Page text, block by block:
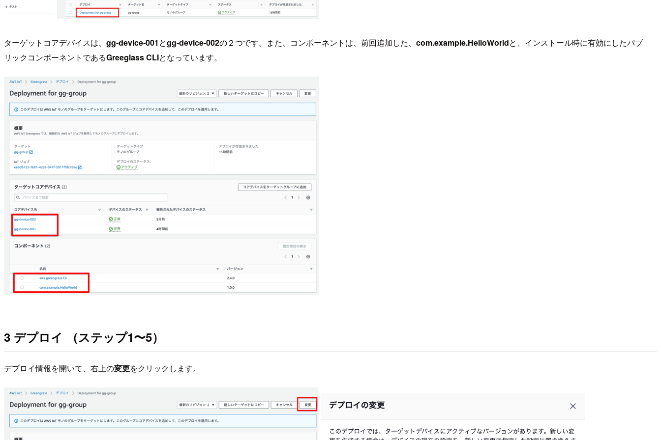
ターゲットコアデバイスは、 gg-device-001 とgg-device-002の２つです。また、コンポーネントは、前回追加した、 com.example.HelloWorldと、インストール時に有効にしたパブ
リックコンポーネントであるGreeglass CLIとなっています。
3 デプロイ （ステップ1〜5）
デプロイ情報を開いて、右上の変更をクリックします。